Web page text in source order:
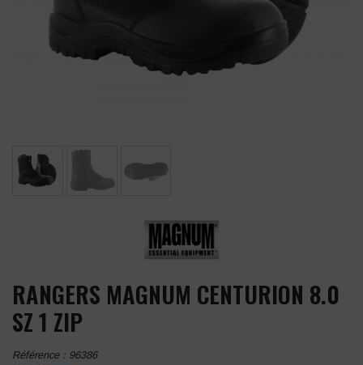
RANGERS MAGNUM CENTURION 8.0
SZ 1 ZIP
Référence : 96386